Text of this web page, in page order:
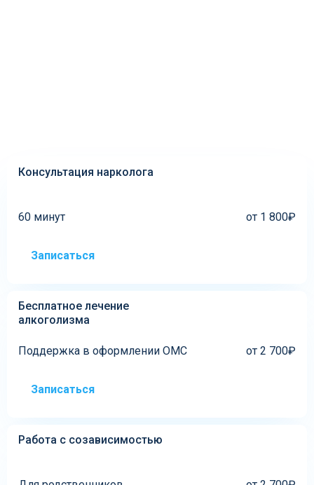
Консультация нарколога
60 минут от 1 800₽
Записаться
Бесплатное лечение
алкоголизма
Поддержка в оформлении ОМС от 2 700₽
Записаться
Работа с созависимостью